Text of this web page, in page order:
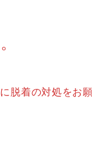
脱着の対処をお願